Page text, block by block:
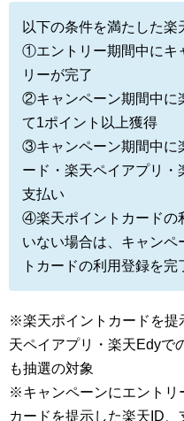
以下の条件を満たした楽
①エントリー期間中にキ
リーが完了
②キャンペーン期間中に
て1ポイント以上獲得
③キャンペーン期間中に
ード・楽天ペイアプリ
支払い
④楽天ポイントカードの
いない場合は、キャンペ
トカードの利用登録を完
※楽天ポイントカードを提
天ペイアプリ・楽天Edyで
も抽選の対象
※キャンペーンにエントリ
カードを提示した楽天ID